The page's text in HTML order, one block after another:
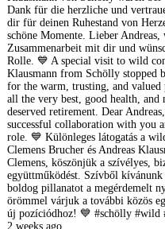
Dank für die herzliche und
dir für deinen Ruhestand von
schöne Momente. Lieber
Zusammenarbeit mit dir und
Rolle. 💙 A special visit to wild
Klausmann from Schölly stopped
for the warm, trusting, and valued
all the very best, good health,
deserved retirement. Dear
successful collaboration with you
role. 💙 Különleges látogatás a
Clemens Brucher és Andreas
Clemens, köszönjük a szívélyes,
együttműködést. Szívből kívánunk
boldog pillanatot a megérdemelt
örömmel várjuk a további közös
új pozíciódhoz! 💙 #schölly #wild
2 weeks ago